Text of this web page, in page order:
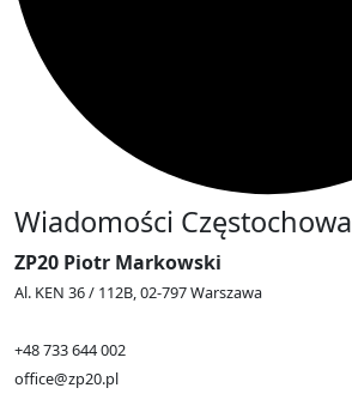
Wiadomości Częstochowa
ZP20 Piotr Markowski
Al. KEN 36 / 112B, 02-797 Warszawa
+48 733 644 002
office@zp20.pl